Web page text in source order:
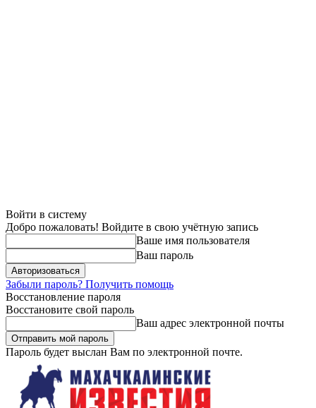
Войти в систему
Добро пожаловать! Войдите в свою учётную запись
Ваше имя пользователя
Ваш пароль
Забыли пароль? Получить помощь
Восстановление пароля
Восстановите свой пароль
Ваш адрес электронной почты
Пароль будет выслан Вам по электронной почте.